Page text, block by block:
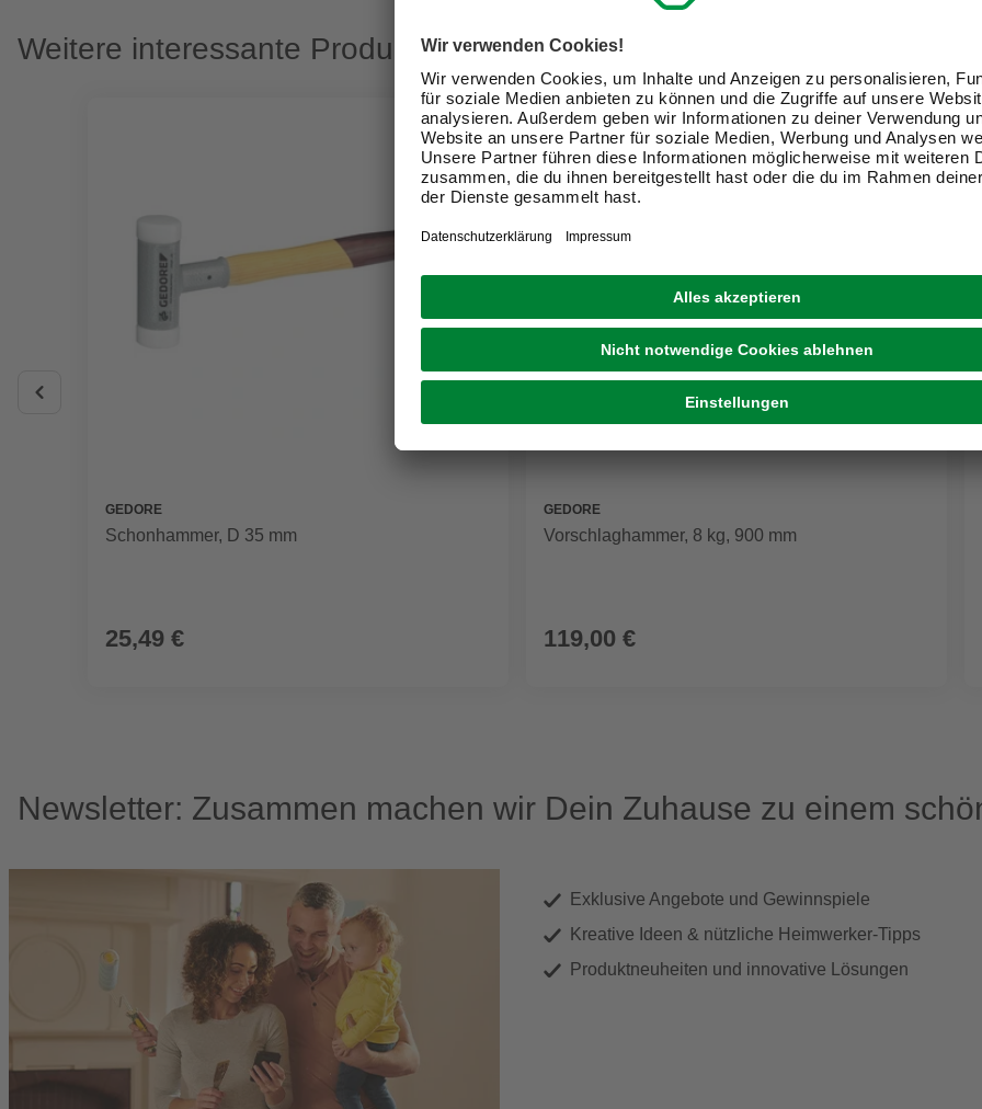
Weitere interessante Produkte
GEDORE
Schonhammer, D 35 mm
25,49 €
GEDORE
Vorschlaghammer, 8 kg, 900 mm
119,00 €
Newsletter: Zusammen machen wir Dein Zuhause zu einem
Exklusive Angebote und Gewinnspiele
Kreative Ideen & nützliche Heimwerker-Tipps
Produktneuheiten und innovative Lösungen